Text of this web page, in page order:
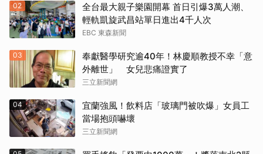
02
全台最大親子樂園開幕 首日引爆3萬人潮、
輕軌凱旋武昌站單日進出4千人次
EBC 東森新聞
03
奉獻醫學研究逾40年！林慶順教授不幸「意
外離世」 女兒悲痛證實了
三立新聞網
04
宜蘭強風！飲料店「玻璃門被吹爆」女員工
當場抱頭嚇壞
三立新聞網